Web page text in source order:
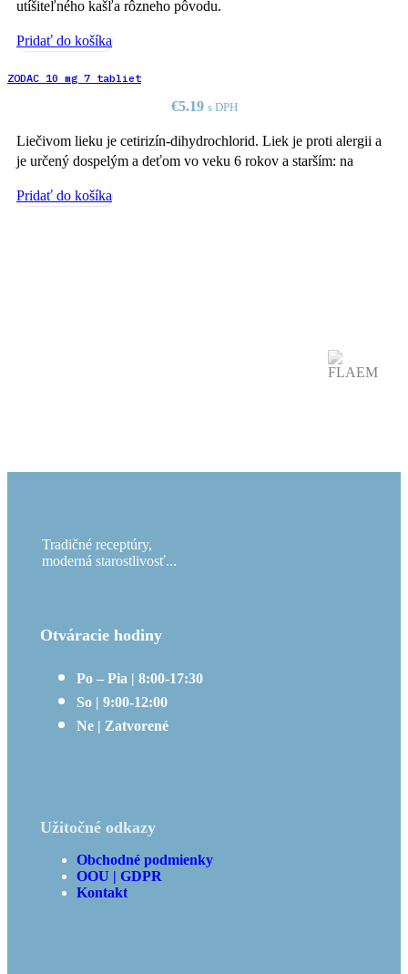
utíšiteľného kašľa rôzneho pôvodu.
Pridať do košíka
ZODAC 10 mg 7 tabliet
€5.19 s DPH
Liečivom lieku je cetirizín-dihydrochlorid. Liek je proti alergii a
je určený dospelým a deťom vo veku 6 rokov a starším: na
Pridať do košíka
Tradičné receptúry,
moderná starostlivosť...
Otváracie hodiny
Po – Pia | 8:00-17:30
So | 9:00-12:00
Ne | Zatvorené
Užitočné odkazy
Obchodné podmienky
OOU | GDPR
Kontakt